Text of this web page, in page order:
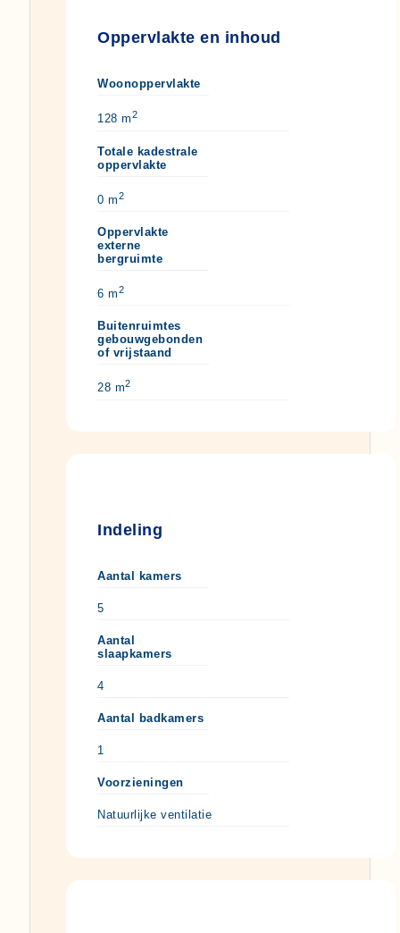
Oppervlakte en inhoud
Woonoppervlakte
128 m2
Totale kadestrale
oppervlakte
0 m2
Oppervlakte
externe
bergruimte
6 m2
Buitenruimtes
gebouwgebonden
of vrijstaand
28 m2
Indeling
Aantal kamers
5
Aantal
slaapkamers
4
Aantal badkamers
1
Voorzieningen
Natuurlijke ventilatie